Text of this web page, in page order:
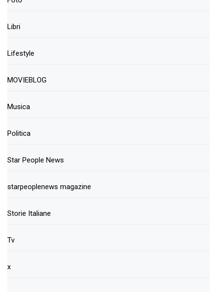
Libri
Lifestyle
MOVIEBLOG
Musica
Politica
Star People News
starpeoplenews magazine
Storie Italiane
Tv
x